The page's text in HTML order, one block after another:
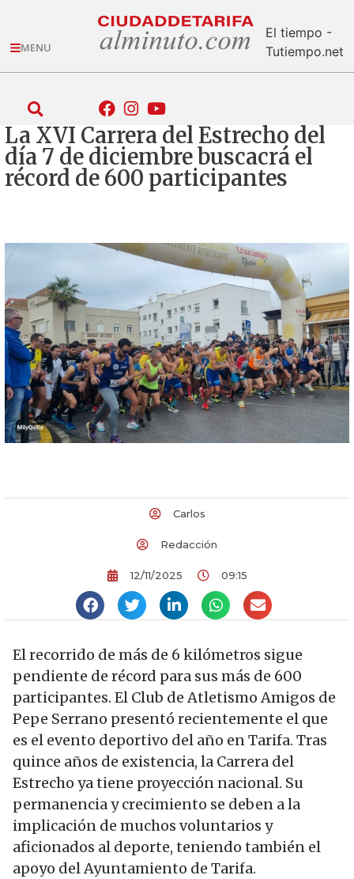
MENU
El tiempo -
Tutiempo.net
La XVI Carrera del Estrecho del
día 7 de diciembre buscacrá el
récord de 600 participantes
Carlos
Redacción
12/11/2025 09:15
El recorrido de más de 6 kilómetros sigue
pendiente de récord para sus más de 600
participantes. El Club de Atletismo Amigos de
Pepe Serrano presentó recientemente el que
es el evento deportivo del año en Tarifa. Tras
quince años de existencia, la Carrera del
Estrecho ya tiene proyección nacional. Su
permanencia y crecimiento se deben a la
implicación de muchos voluntarios y
aficionados al deporte, teniendo también el
apoyo del Ayuntamiento de Tarifa.